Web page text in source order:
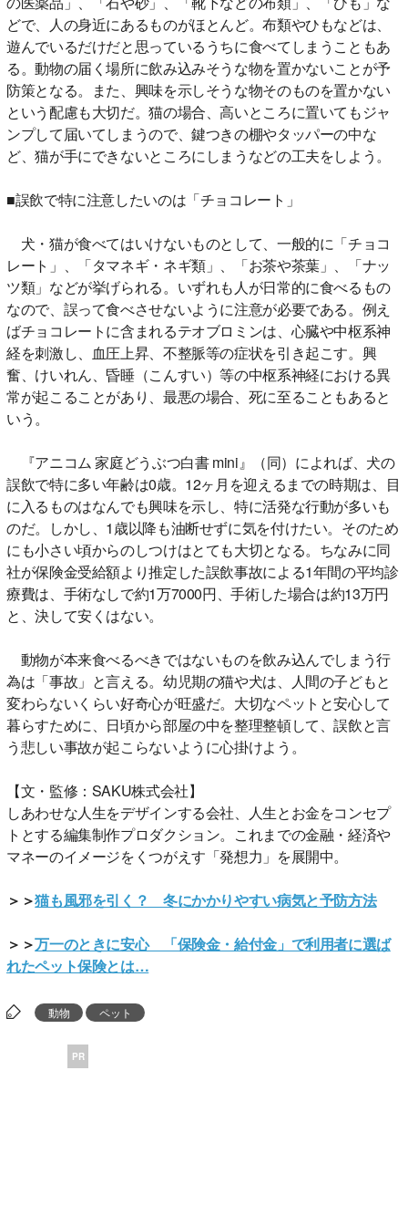
どで、人の身近にあるものがほとんど。布類やひもなどは、
遊んでいるだけだと思っているうちに食べてしまうこともあ
る。動物の届く場所に飲み込みそうな物を置かないことが予
防策となる。また、興味を示しそうな物そのものを置かない
という配慮も大切だ。猫の場合、高いところに置いてもジャ
ンプして届いてしまうので、鍵つきの棚やタッパーの中な
ど、猫が手にできないところにしまうなどの工夫をしよう。
■誤飲で特に注意したいのは「チョコレート」
犬・猫が食べてはいけないものとして、一般的に「チョコ
レート」、「タマネギ・ネギ類」、「お茶や茶葉」、「ナッ
ツ類」などが挙げられる。いずれも人が日常的に食べるもの
なので、誤って食べさせないように注意が必要である。例え
ばチョコレートに含まれるテオブロミンは、心臓や中枢系神
経を刺激し、血圧上昇、不整脈等の症状を引き起こす。興
奮、けいれん、昏睡（こんすい）等の中枢系神経における異
常が起こることがあり、最悪の場合、死に至ることもあると
いう。
『アニコム 家庭どうぶつ白書 mini』（同）によれば、犬の
誤飲で特に多い年齢は0歳。12ヶ月を迎えるまでの時期は、目
に入るものはなんでも興味を示し、特に活発な行動が多いも
のだ。しかし、1歳以降も油断せずに気を付けたい。そのため
にも小さい頃からのしつけはとても大切となる。ちなみに同
社が保険金受給額より推定した誤飲事故による1年間の平均診
療費は、手術なしで約1万7000円、手術した場合は約13万円
と、決して安くはない。
動物が本来食べるべきではないものを飲み込んでしまう行
為は「事故」と言える。幼児期の猫や犬は、人間の子どもと
変わらないくらい好奇心が旺盛だ。大切なペットと安心して
暮らすために、日頃から部屋の中を整理整頓して、誤飲と言
う悲しい事故が起こらないように心掛けよう。
【文・監修：SAKU株式会社】
しあわせな人生をデザインする会社、人生とお金をコンセプ
トとする編集制作プロダクション。これまでの金融・経済や
マネーのイメージをくつがえす「発想力」を展開中。
＞＞猫も風邪を引く？ 冬にかかりやすい病気と予防方法
＞＞万一のときに安心 「保険金・給付金」で利用者に選ば
れたペット保険とは…
動物 ペット
PR